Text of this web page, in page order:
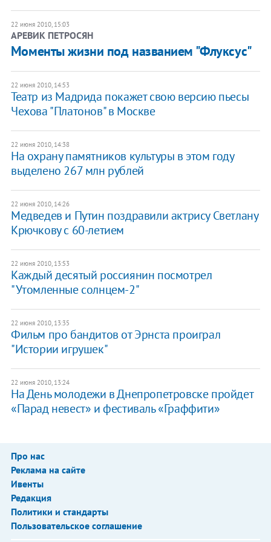
22 июня 2010, 15:03
АРЕВИК ПЕТРОСЯН
Моменты жизни под названием "Флуксус"
22 июня 2010, 14:53
Театр из Мадрида покажет свою версию пьесы
Чехова "Платонов" в Москве
22 июня 2010, 14:38
На охрану памятников культуры в этом году
выделено 267 млн рублей
22 июня 2010, 14:26
Медведев и Путин поздравили актрису Светлану
Крючкову с 60-летием
22 июня 2010, 13:53
Каждый десятый россиянин посмотрел
"Утомленные солнцем-2"
22 июня 2010, 13:35
Фильм про бандитов от Эрнста проиграл
"Истории игрушек"
22 июня 2010, 13:24
На День молодежи в Днепропетровске пройдет
«Парад невест» и фестиваль «Граффити»
Про нас
Реклама на сайте
Ивенты
Редакция
Политики и стандарты
Пользовательское соглашение